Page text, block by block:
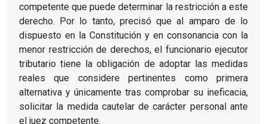
competente que puede determinar la restricción a este
derecho. Por lo tanto, precisó que al amparo de lo
dispuesto en la Constitución y en consonancia con la
menor restricción de derechos, el funcionario ejecutor
tributario tiene la obligación de adoptar las medidas
reales que considere pertinentes como primera
alternativa y únicamente tras comprobar su ineficacia,
solicitar la medida cautelar de carácter personal ante
el juez competente.